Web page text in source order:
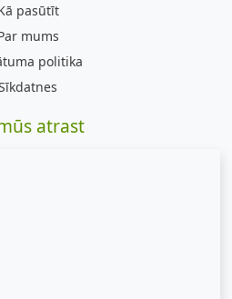
pasūtīt
mums
politika
atrast